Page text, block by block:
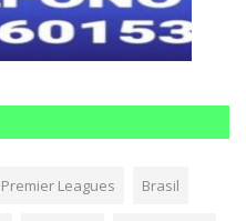
Premier Leagues Brasil